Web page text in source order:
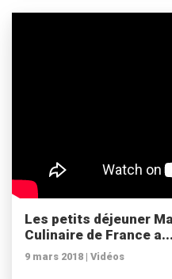
Les petits déjeuner
Culinaire de France a...
9 mars 2018 | Vidéos